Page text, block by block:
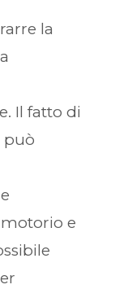
la
Il fatto di
può
e